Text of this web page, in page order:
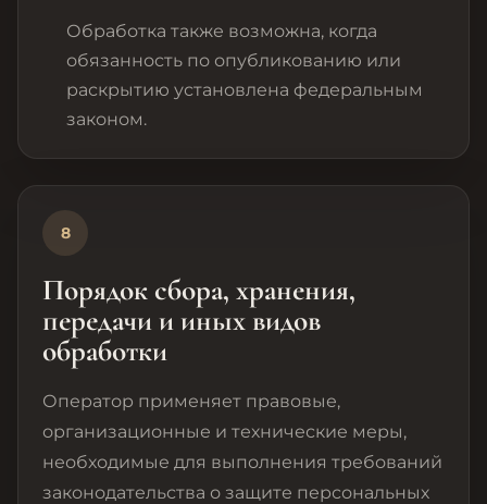
Обработка также возможна, когда
обязанность по опубликованию или
раскрытию установлена федеральным
законом.
8
Порядок сбора, хранения,
передачи и иных видов
обработки
Оператор применяет правовые,
организационные и технические меры,
необходимые для выполнения требований
законодательства о защите персональных